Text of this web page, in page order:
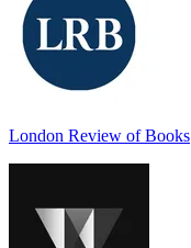
London Review of Books